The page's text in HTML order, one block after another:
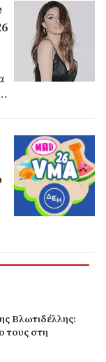
Βλωτιδέλλης:
τους στη